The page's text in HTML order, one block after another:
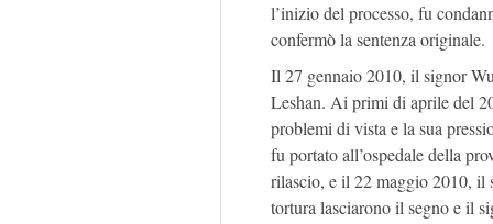
l’inizio del processo, fu
confermò la sentenza originale.
Il 27 gennaio 2010, il signor
Leshan. Ai primi di aprile del
problemi di vista e la sua
fu portato all’ospedale della
rilascio, e il 22 maggio 2010, il
tortura lasciarono il segno e il